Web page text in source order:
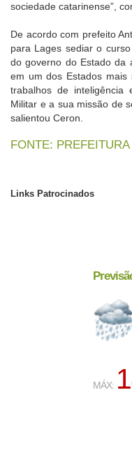
sociedade catarinense”,
De acordo com prefeito
para Lages sediar o
do governo do Estado da
em um dos Estados
trabalhos de inteligência
Militar e a sua missão de
salientou Ceron.
FONTE:
Links Patrocinados
MÁX: